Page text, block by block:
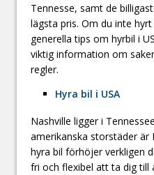
Tennesse, samt de
lägsta pris. Om du inte
generella tips om hyrbil i
viktig information om
regler.
Hyra bil i USA
Nashville ligger i
amerikanska storstäder är
hyra bil förhöjer verkligen
fri och flexibel att ta dig till